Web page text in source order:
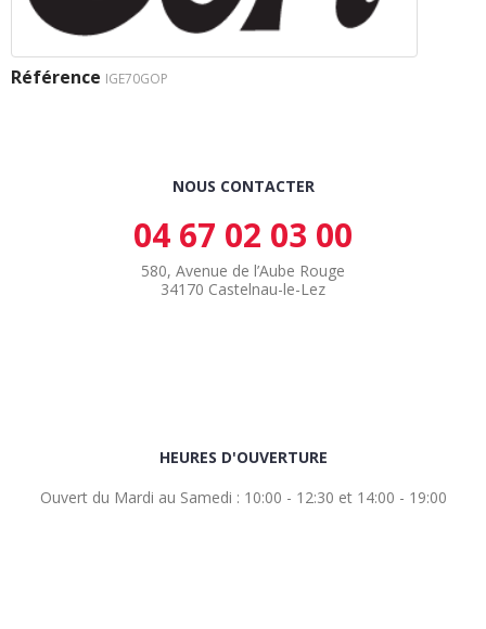
Référence IGE70GOP
NOUS CONTACTER
04 67 02 03 00
580, Avenue de l’Aube Rouge
34170 Castelnau-le-Lez
HEURES D'OUVERTURE
Ouvert du Mardi au Samedi : 10:00 - 12:30 et 14:00 - 19:00